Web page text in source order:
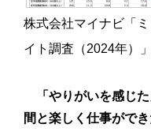
株式会社マイナビ「
イト調査（2024年）
「やりがいを感じた
間と楽しく仕事ができ